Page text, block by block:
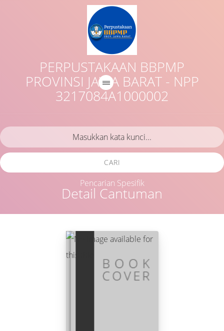
PERPUSTAKAAN BBPMP
PROVINSI JAWA BARAT - NPP
3217084A1000002
Detail Cantuman
CARI
Pencarian Spesifik